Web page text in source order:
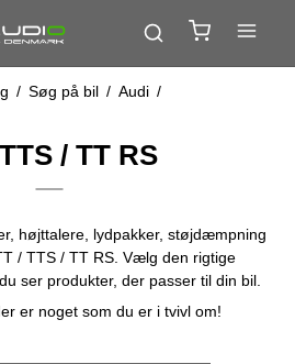
/ Søg på bil / Audi /
/ TT RS
højttalere, lydpakker, støjdæmpning
/ TTS / TT RS. Vælg den rigtige
ser produkter, der passer til din bil.
er noget som du er i tvivl om!